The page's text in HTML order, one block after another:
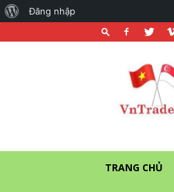
Cổng
thương
và
vào
Singapore
TRANG CHỦ
About
Đăng nhập